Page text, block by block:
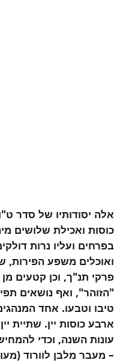
אלה יסודותיו של סדר
כוסות ואכילת שלושים
בפרחים ועליו נרות
ואוכלים משפע הפירות,
פרקי תנ"ך, וכן קטעים
"הזוהר", ואף נושאים
טיבו וטבעו. אחד
ארבע כוסות יין. שתיית
עונות השנה, וכדי
– מעבר מלבן לוורוד